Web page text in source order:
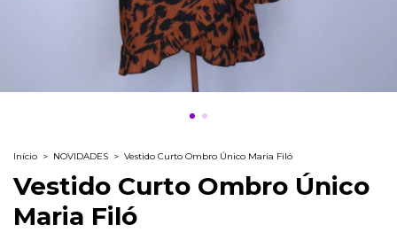
Início > NOVIDADES > Vestido Curto Ombro Único Maria Filó
Vestido Curto Ombro Único
Maria Filó